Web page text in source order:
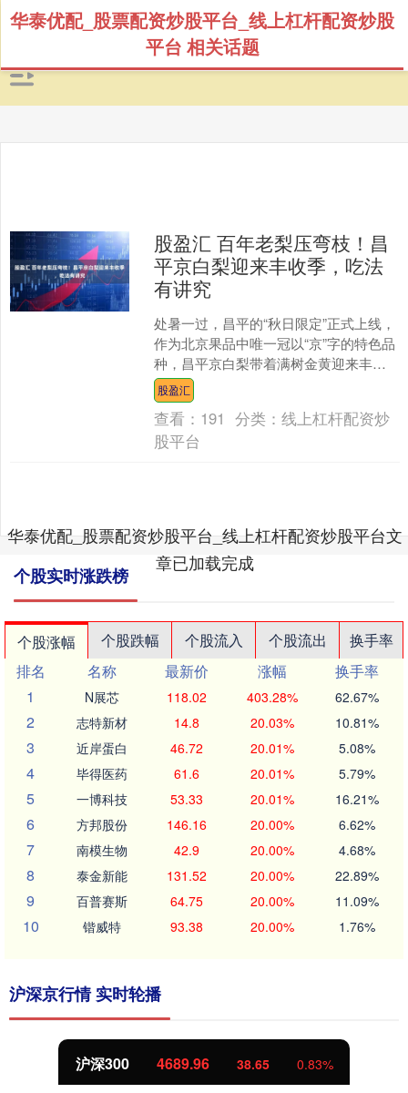
华泰优配_股票配资炒股平台_线上杠杆配资炒股
平台 相关话题
股盈汇 百年老梨压弯枝！昌
平京白梨迎来丰收季，吃法
有讲究
处暑一过，昌平的“秋日限定”正式上线，
作为北京果品中唯一冠以“京”字的特色品
种，昌平京白梨带着满树金黄迎来丰收
季。沉甸甸的果实把枝头压弯了腰，空
气中都飘着清甜的....
股盈汇
查看： 191 分类：线上杠杆配资炒
股平台
华泰优配_股票配资炒股平台_线上杠杆配资炒股平台文
章已加载完成
个股实时涨跌榜
个股涨幅 个股跌幅 个股流入 个股流出
换手率
排名
名称 最新价 涨幅
换手率
1
N展芯 118.02 403.28% 62.67%
2 志特新材 14.8 20.03% 10.81%
3 近岸蛋白 46.72 20.01% 5.08%
4 毕得医药 61.6 20.01% 5.79%
5 一博科技 53.33 20.01% 16.21%
6 方邦股份 146.16 20.00% 6.62%
7 南模生物 42.9 20.00% 4.68%
8 泰金新能 131.52 20.00% 22.89%
9 百普赛斯 64.75 20.00% 11.09%
10 锴威特 93.38 20.00% 1.76%
沪深京行情 实时轮播
沪深300 4689.96 38.65 0.83%